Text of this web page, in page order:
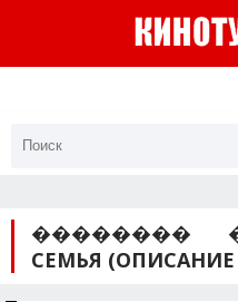
��������
СЕМЬЯ